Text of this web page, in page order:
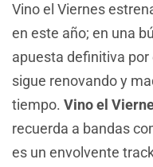
Vino el Viernes
en este año; en una
apuesta definitiva por
sigue renovando y
tiempo. Vino el
recuerda a bandas
es un envolvente